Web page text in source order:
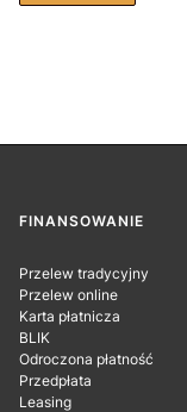
Linki w stopce
FINANSOWANIE
Przelew tradycyjny
Przelew online
Karta płatnicza
BLIK
Odroczona płatność
Przedpłata
Leasing